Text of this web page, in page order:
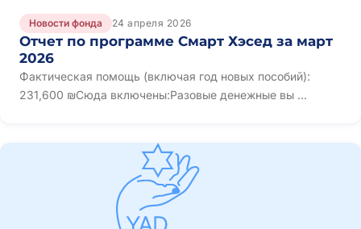
Новости фонда 24 апреля 2026
Отчет по программе Смарт Хэсед за март
2026
Фактическая помощь (включая год новых пособий):
231,600 ₪Сюда включены:Разовые денежные вы ...